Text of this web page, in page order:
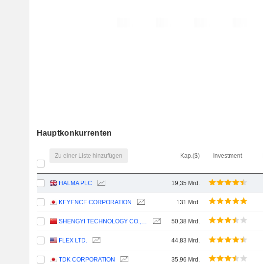
Hauptkonkurrenten
Zu einer Liste hinzufügen Kap.($) Investment
HALMA PLC 19,35 Mrd.
KEYENCE CORPORATION 131 Mrd.
SHENGYI TECHNOLOGY CO.,LTD. 50,38 Mrd.
FLEX LTD. 44,83 Mrd.
TDK CORPORATION 35,96 Mrd.